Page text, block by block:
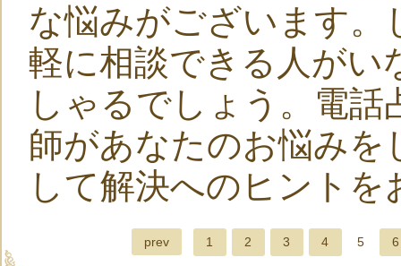
な悩みがございます
軽に相談できる人がい
しゃるでしょう。電
師があなたのお悩みを
して解決へのヒントを
prev 1 2 3 4 5 6